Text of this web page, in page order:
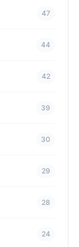
47
44
42
39
30
29
28
24